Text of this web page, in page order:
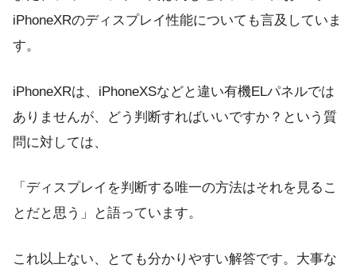
iPhoneXRのディスプレイ性能についても言及していま
す。
iPhoneXRは、iPhoneXSなどと違い有機ELパネルでは
ありませんが、どう判断すればいいですか？という質
問に対しては、
「ディスプレイを判断する唯一の方法はそれを見るこ
とだと思う」と語っています。
これ以上ない、とても分かりやすい解答です。大事な